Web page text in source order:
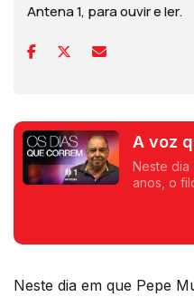
Antena 1, para ouvir e ler.
A voz
Neste dia
anos, o
“velhos
Neste dia em que Pepe